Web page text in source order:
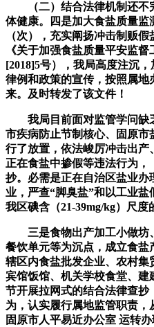
（二）结合法律机制还不
体健康。四是加大食盐质量监
（次），充实阐扬冲击制贩
《关于加强食盐质量平安监
[2018]5号），我局高度注沉
律例和政策的宣传，按照属
来。及时转发了该文件！
我局目前面对监管学问缺
市疾病防止节制核心、固原
行了放置，依法峻厉冲击出产
正在食盐中掺假等违法行为
抄。必需是正在自治区盐业
业，严查“脚臭盐”和以工业
我区碘含（21-39mg/kg）尺度
三是食物出产加工小做坊
餐饮单元等为沉点，成立食
辖区内食盐批发企业、农村集
宾馆饭馆、机关学校食堂、
节开展拉网式的结合法律查
为，认实履行属地监管职责，
固原市人平易近办公室 运转